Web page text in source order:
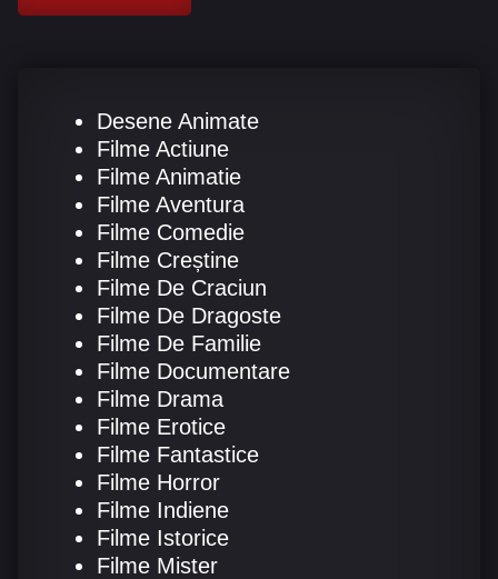
Desene Animate
Filme Actiune
Filme Animatie
Filme Aventura
Filme Comedie
Filme Creștine
Filme De Craciun
Filme De Dragoste
Filme De Familie
Filme Documentare
Filme Drama
Filme Erotice
Filme Fantastice
Filme Horror
Filme Indiene
Filme Istorice
Filme Mister